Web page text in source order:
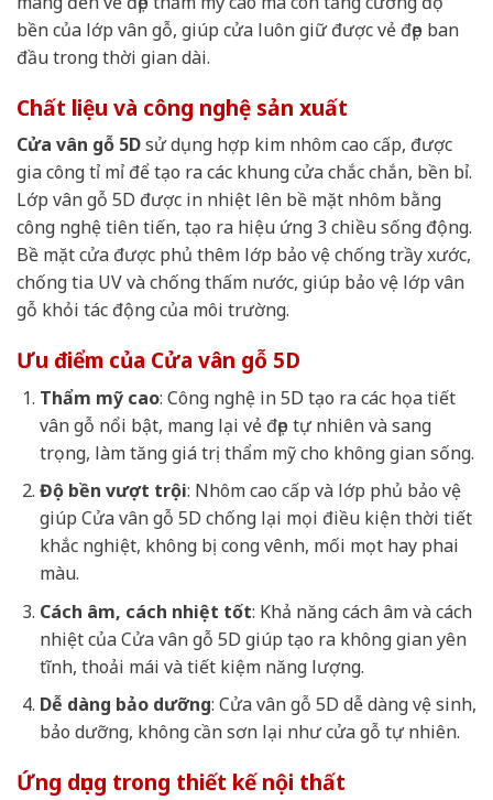
bền của lớp vân gỗ, giúp cửa luôn giữ được vẻ đẹp ban
đầu trong thời gian dài.
Chất liệu và công nghệ sản xuất
Cửa vân gỗ 5Dsử dụng hợp kim nhôm cao cấp, được
gia công tỉ mỉ để tạo ra các khung cửa chắc chắn, bền bỉ.
Lớp vân gỗ 5D được in nhiệt lên bề mặt nhôm bằng
công nghệ tiên tiến, tạo ra hiệu ứng 3 chiều sống động.
Bề mặt cửa được phủ thêm lớp bảo vệ chống trầy xước,
chống tia UV và chống thấm nước, giúp bảo vệ lớp vân
gỗ khỏi tác động của môi trường.
Ưu điểm của Cửa vân gỗ 5D
Thẩm mỹ cao: Công nghệ in 5D tạo ra các họa tiết
vân gỗ nổi bật, mang lại vẻ đẹp tự nhiên và sang
trọng, làm tăng giá trị thẩm mỹ cho không gian sống.
Độ bền vượt trội: Nhôm cao cấp và lớp phủ bảo vệ
giúp Cửa vân gỗ 5D chống lại mọi điều kiện thời tiết
khắc nghiệt, không bị cong vênh, mối mọt hay phai
màu.
Cách âm, cách nhiệt tốt: Khả năng cách âm và cách
nhiệt của Cửa vân gỗ 5D giúp tạo ra không gian yên
tĩnh, thoải mái và tiết kiệm năng lượng.
Dễ dàng bảo dưỡng: Cửa vân gỗ 5D dễ dàng vệ sinh,
bảo dưỡng, không cần sơn lại như cửa gỗ tự nhiên.
Ứng dụng trong thiết kế nội thất